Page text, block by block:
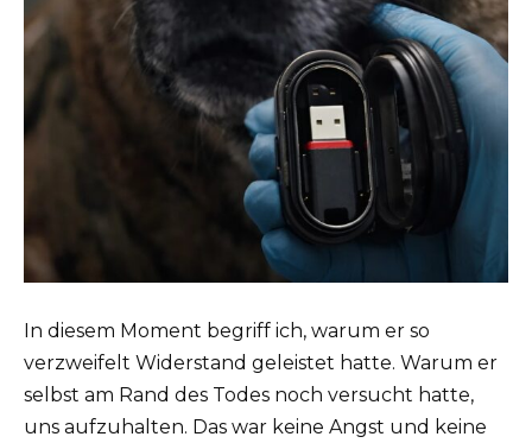
In diesem Moment begriff ich, warum er so
verzweifelt Widerstand geleistet hatte. Warum er
selbst am Rand des Todes noch versucht hatte,
uns aufzuhalten. Das war keine Angst und keine